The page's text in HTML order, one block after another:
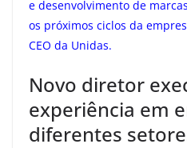
e desenvolvimento de
os próximos ciclos da
CEO da Unidas.
Novo diretor
experiência em
diferentes